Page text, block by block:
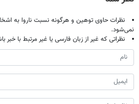
نظرات حاوی توهین و هرگونه نسبت ناروا به
نمی‌شود.
نظراتی که غیر از زبان فارسی یا غیر مرتبط با